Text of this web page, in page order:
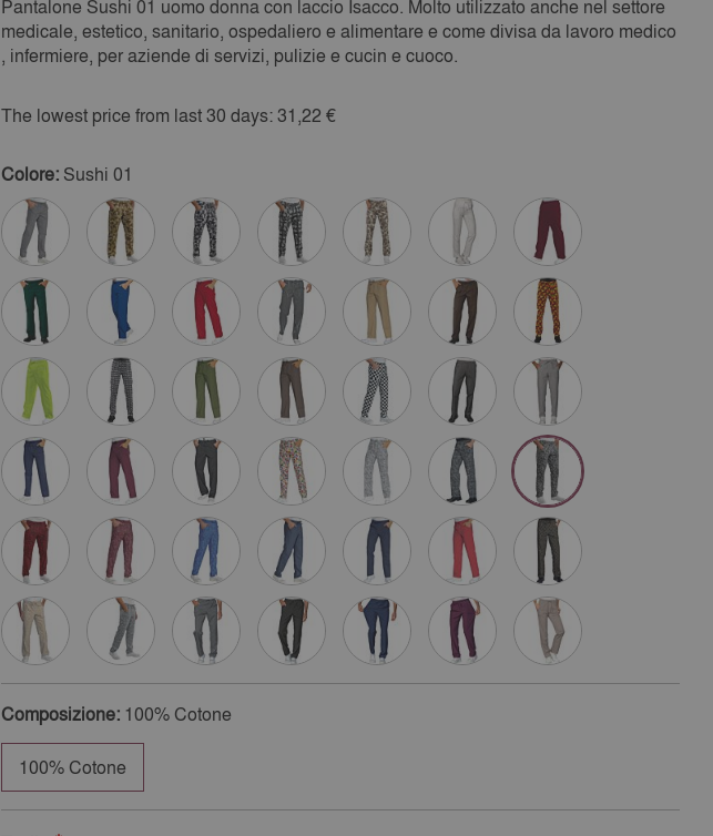
Pantalone Sushi 01 uomo donna con laccio Isacco. Molto utilizzato anche nel settore
medicale, estetico, sanitario, ospedaliero e alimentare e come divisa da lavoro medico
, infermiere, per aziende di servizi, pulizie e cucin e cuoco.
The lowest price from last 30 days: 31,22 €
Colore: Sushi 01
Composizione: 100% Cotone
100% Cotone